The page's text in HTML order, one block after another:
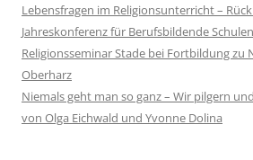
Lebensfragen im Religionsunterricht –
Jahreskonferenz für Berufsbildende Schulen
Religionsseminar Stade bei Fortbildung zu
Oberharz
Niemals geht man so ganz – Wir pilgern
von Olga Eichwald und Yvonne Dolina